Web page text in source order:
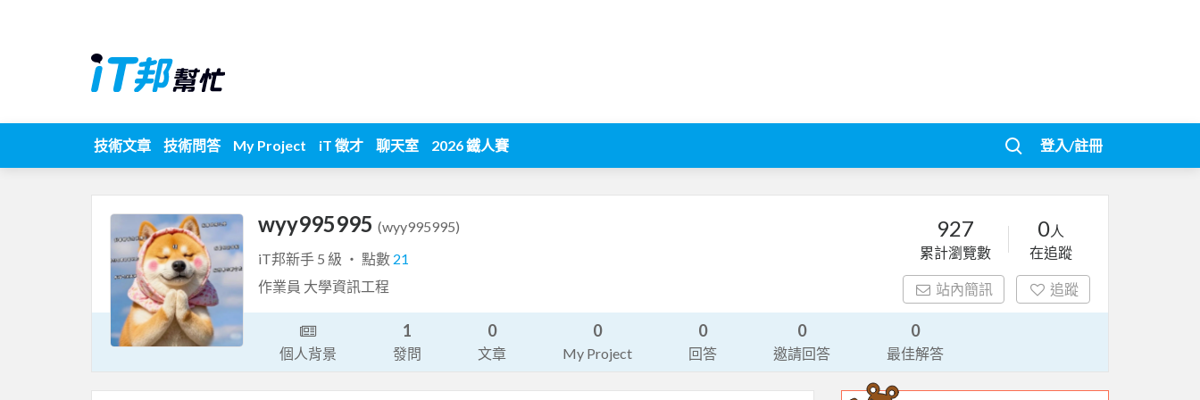
技術文章 技術問答 My Project iT 徵才 聊天室 2026 鐵人賽 登入/註冊
wyy995995 (wyy995995)
iT邦新手 5 級 ‧ 點數 21
作業員 大學資訊工程
927
累計瀏覽數
0人
在追蹤
站內簡訊 追蹤
個人背景
1
發問
0
文章
0
My Project
0
回答
0
邀請回答
0
最佳解答